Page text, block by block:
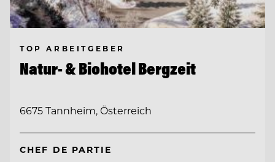
TOP ARBEITGEBER
Natur- & Biohotel Bergzeit
6675 Tannheim, Österreich
CHEF DE PARTIE